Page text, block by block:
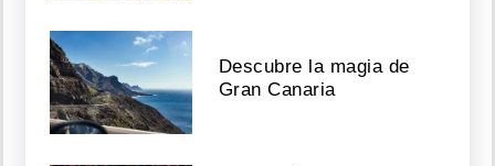
Descubre la magia de
Gran Canaria